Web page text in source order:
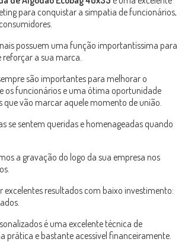
para conquistar a simpatia de funcionários,
possuem uma função importantíssima para
a sua marca.
são importantes para melhorar o
os funcionários e uma ótima oportunidade
que vão marcar aquele momento de união.
se sentem queridas e homenageadas quando
a gravação do logo da sua empresa nos
excelentes resultados com baixo investimento:
é uma excelente técnica de
prática e bastante acessível financeiramente.